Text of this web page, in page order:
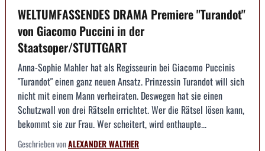
WELTUMFASSENDES DRAMA Premiere "Turandot"
von Giacomo Puccini in der
Staatsoper/STUTTGART
Anna-Sophie Mahler hat als Regisseurin bei Giacomo Puccinis
"Turandot" einen ganz neuen Ansatz. Prinzessin Turandot will sich
nicht mit einem Mann verheiraten. Deswegen hat sie einen
Schutzwall von drei Rätseln errichtet. Wer die Rätsel lösen kann,
bekommt sie zur Frau. Wer scheitert, wird enthaupte...
Geschrieben vonALEXANDER WALTHER